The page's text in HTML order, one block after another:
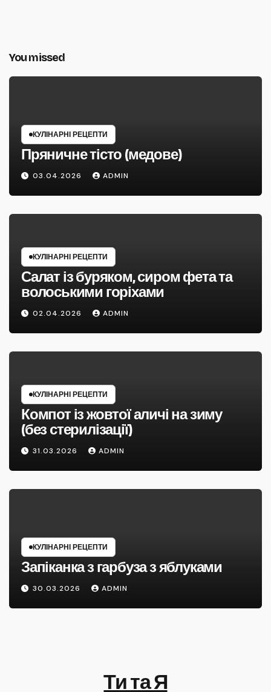
You missed
КУЛІНАРНІ РЕЦЕПТИ
Пряничне тісто (медове)
03.04.2026 ADMIN
КУЛІНАРНІ РЕЦЕПТИ
Салат із буряком, сиром фета та
волоськими горіхами
02.04.2026 ADMIN
КУЛІНАРНІ РЕЦЕПТИ
Компот із жовтої аличі на зиму
(без стерилізації)
31.03.2026 ADMIN
КУЛІНАРНІ РЕЦЕПТИ
Запіканка з гарбуза з яблуками
30.03.2026 ADMIN
Ти та Я